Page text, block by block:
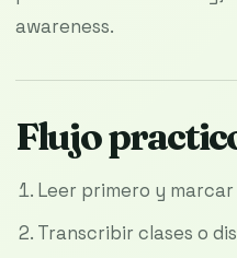
awareness.
Flujo
Leer primero y
Transcribir clases o